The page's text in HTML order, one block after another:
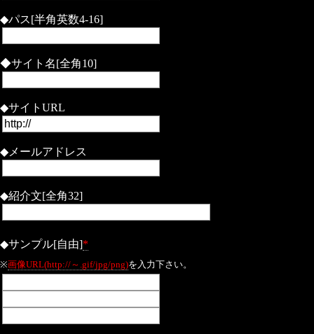
◆パス[半角英数4-16]
◆サイト名[全角10]
◆サイトURL
◆メールアドレス
◆紹介文[全角32]
◆サンプル[自由]*
※画像URL(http://～.gif/jpg/png)を入力下さい。